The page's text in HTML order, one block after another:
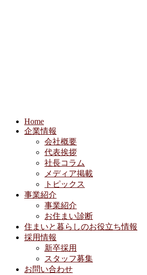
Home
企業情報
会社概要
代表挨拶
社長コラム
メディア掲載
トピックス
事業紹介
事業紹介
お住まい診断
住まいと暮らしのお役立ち情報
採用情報
新卒採用
スタッフ募集
お問い合わせ